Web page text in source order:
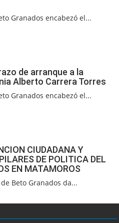
Granados encabezó el...
de arranque a la
Alberto Carrera Torres
Granados encabezó el...
CIUDADANA Y
DE POLITICA DEL
EN MATAMOROS
Beto Granados da...